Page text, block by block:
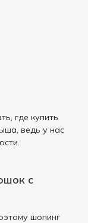
где купить
ведь у нас
с
шопинг